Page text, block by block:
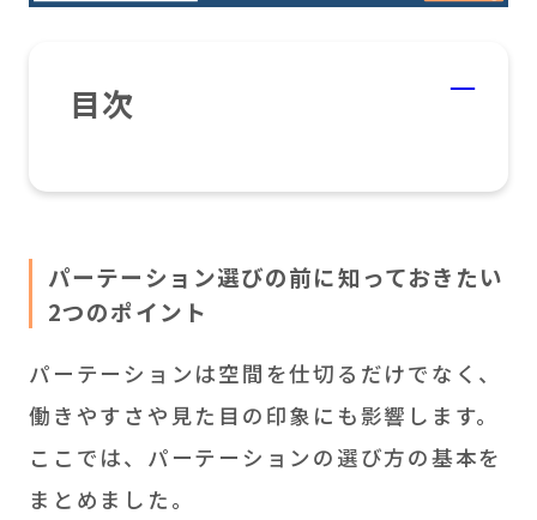
目次
パーテーション選びの前に知っておきたい
2つのポイント
パーテーションは空間を仕切るだけでなく、
働きやすさや見た目の印象にも影響します。
ここでは、パーテーションの選び方の基本を
まとめました。